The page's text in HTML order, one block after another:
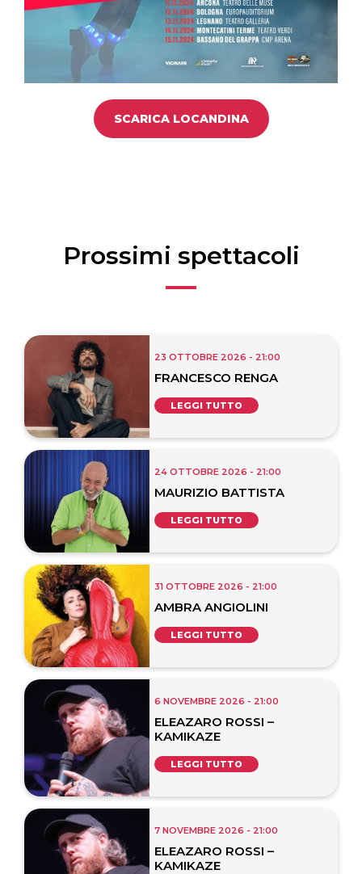
SCARICA LOCANDINA
Prossimi spettacoli
23 OTTOBRE 2026 - 21:00
FRANCESCO RENGA
LEGGI TUTTO
24 OTTOBRE 2026 - 21:00
MAURIZIO BATTISTA
LEGGI TUTTO
31 OTTOBRE 2026 - 21:00
AMBRA ANGIOLINI
LEGGI TUTTO
6 NOVEMBRE 2026 - 21:00
ELEAZARO ROSSI –
KAMIKAZE
LEGGI TUTTO
7 NOVEMBRE 2026 - 21:00
ELEAZARO ROSSI –
KAMIKAZE